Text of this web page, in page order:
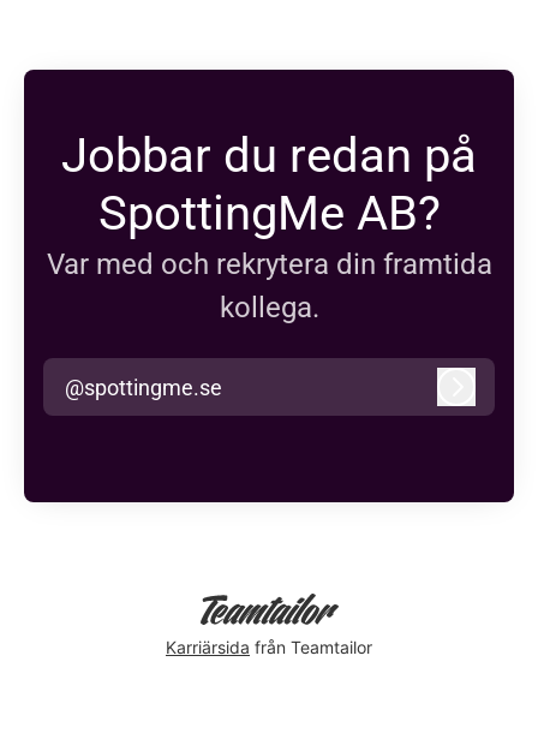
Jobbar du redan på
SpottingMe AB?
Var med och rekrytera din framtida
kollega.
@spottingme.se
Karriärsida från Teamtailor